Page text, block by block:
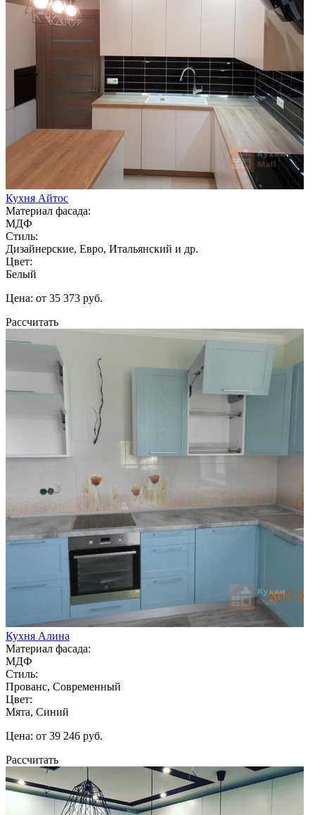
Кухня Айтос
Материал фасада:
МДФ
Стиль:
Дизайнерские, Евро, Итальянский и др.
Цвет:
Белый
Цена: от 35 373 руб.
Рассчитать
Кухня Алина
Материал фасада:
МДФ
Стиль:
Прованс, Современный
Цвет:
Мята, Синий
Цена: от 39 246 руб.
Рассчитать